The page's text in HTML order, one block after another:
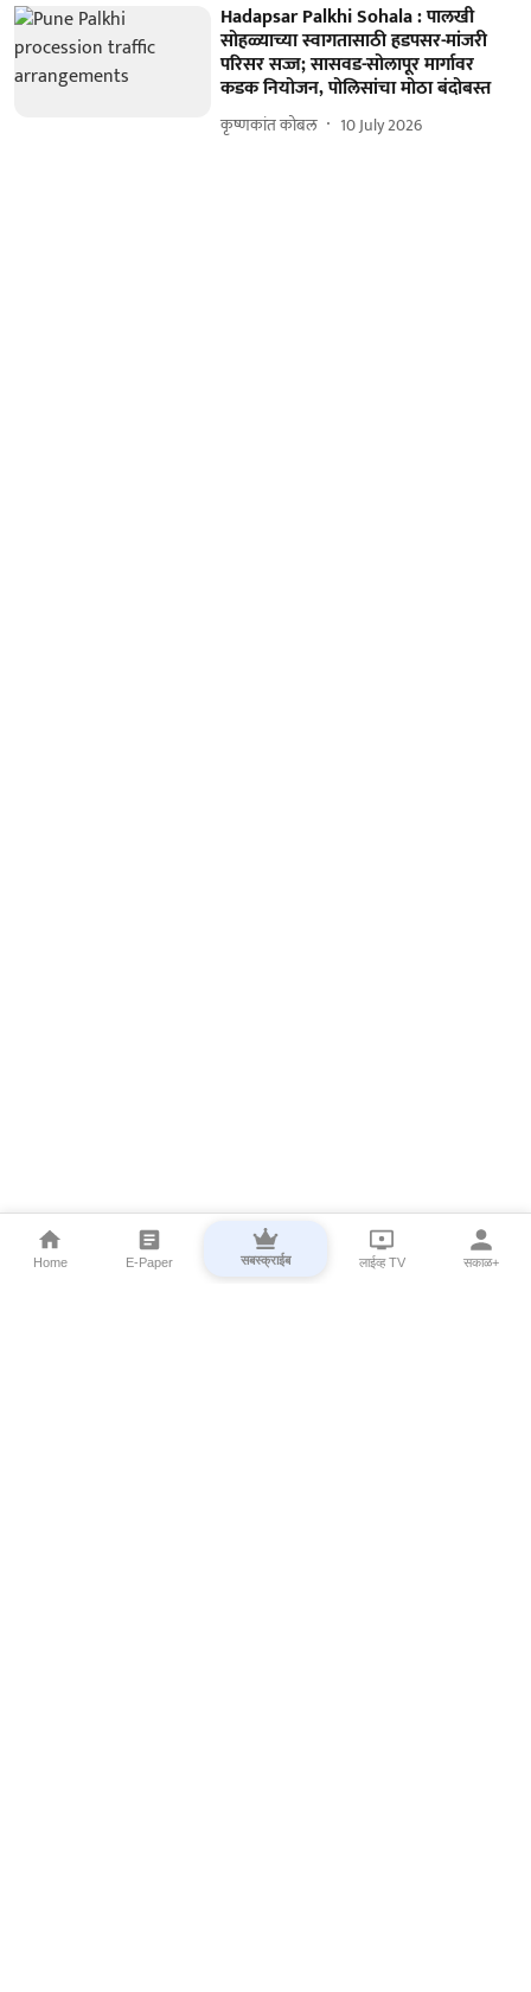
Hadapsar Palkhi Sohala : पालखी
सोहळ्याच्या स्वागतासाठी हडपसर-मांजरी
परिसर सज्ज; सासवड-सोलापूर मार्गावर
कडक नियोजन, पोलिसांचा मोठा बंदोबस्त
कृष्णकांत कोबल 10 July 2026
Home E-Paper सबस्क्राईब लाईव्ह TV सकाळ+